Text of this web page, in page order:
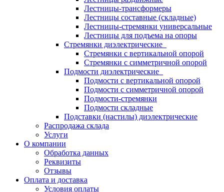
Лестницы-трансформеры
Лестницы составные (складные)
Лестницы-стремянки универсальные
Лестницы для подъема на опоры
Стремянки диэлектрические
Стремянки с вертикальной опорой
Стремянки с симметричной опорой
Подмости диэлектрические
Подмости с вертикальной опорой
Подмости с симметричной опорой
Подмости-стремянки
Подмости складные
Подставки (настилы) диэлектрические
Распродажа склада
Услуги
О компании
Обработка данных
Реквизиты
Отзывы
Оплата и доставка
Условия оплаты